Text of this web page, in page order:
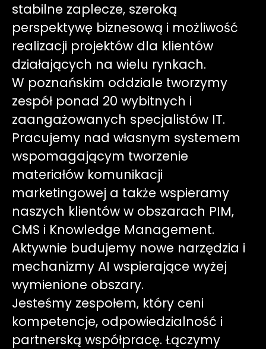
stabilne zaplecze, szeroką
perspektywę biznesową i możliwość
realizacji projektów dla klientów
działających na wielu rynkach.
W poznańskim oddziale tworzymy
zespół ponad 20 wybitnych i
zaangażowanych specjalistów IT.
Pracujemy nad własnym systemem
wspomagającym tworzenie
materiałów komunikacji
marketingowej a także wspieramy
naszych klientów w obszarach PIM,
CMS i Knowledge Management.
Aktywnie budujemy nowe narzędzia i
mechanizmy AI wspierające wyżej
wymienione obszary.
Jesteśmy zespołem, który ceni
kompetencje, odpowiedzialność i
partnerską współpracę. Łączymy